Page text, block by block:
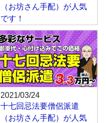
（お坊さん手配）が人気
です！
2021/03/24
十七回忌法要僧侶派遣
（お坊さん手配）が人気